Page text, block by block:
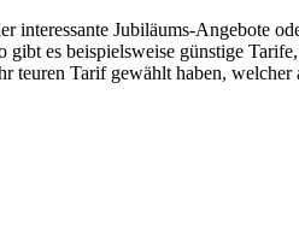
Jubiläums-Angebote
es beispielsweise günstige
teuren Tarif gewählt haben,